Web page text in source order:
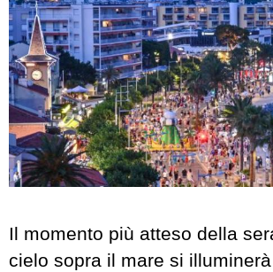
Il momento più atteso della
cielo sopra il mare si